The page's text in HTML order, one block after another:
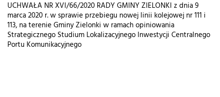
UCHWAŁA NR XVI/66/2020 RADY GMINY ZIELONKI z dnia 9
marca 2020 r. w sprawie przebiegu nowej linii kolejowej nr 111 i
113, na terenie Gminy Zielonki w ramach opiniowania
Strategicznego Studium Lokalizacyjnego Inwestycji Centralnego
Portu Komunikacyjnego